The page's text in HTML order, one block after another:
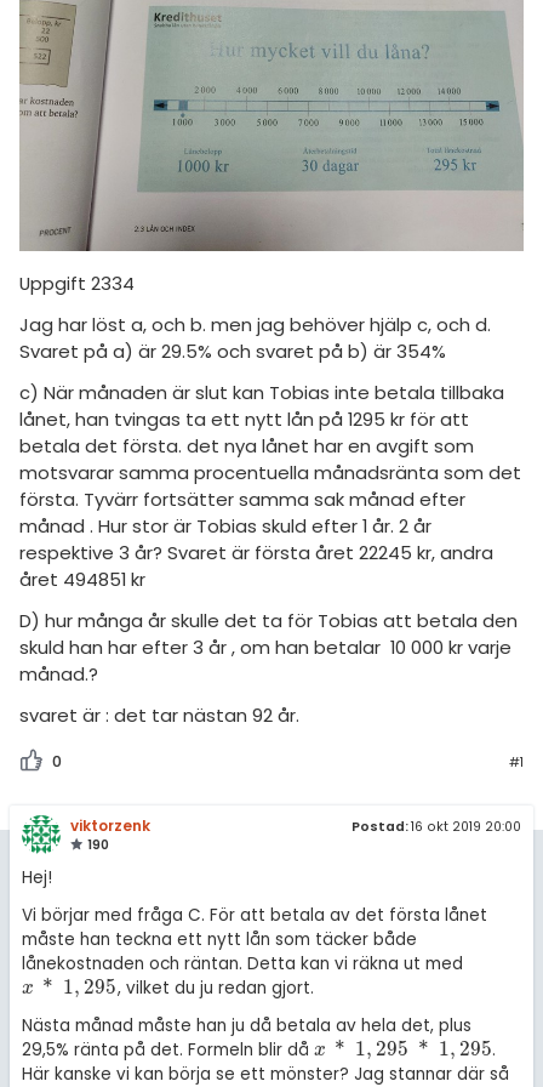
Uppgift 2334
Jag har löst a, och b. men jag behöver hjälp c, och d.
Svaret på a) är 29.5% och svaret på b) är 354%
c) När månaden är slut kan Tobias inte betala tillbaka
lånet, han tvingas ta ett nytt lån på 1295 kr för att
betala det första. det nya lånet har en avgift som
motsvarar samma procentuella månadsränta som det
första. Tyvärr fortsätter samma sak månad efter
månad . Hur stor är Tobias skuld efter 1 år. 2 år
respektive 3 år? Svaret är första året 22245 kr, andra
året 494851 kr
D) hur många år skulle det ta för Tobias att betala den
skuld han har efter 3 år , om han betalar 10 000 kr varje
månad.?
svaret är : det tar nästan 92 år.
0 #1
viktorzenk
190
Postad:16 okt 2019 20:00
Hej!
Vi börjar med fråga C. För att betala av det första lånet
måste han teckna ett nytt lån som täcker både
lånekostnaden och räntan. Detta kan vi räkna ut med
x * 1, 295
x 1 295
, vilket du ju redan gjort.
Nästa månad måste han ju då betala av hela det, plus
29,5% ränta på det. Formeln blir då x * 1, 295 * 1, 295
x 1 295 * 1,295
.
Här kanske vi kan börja se ett mönster? Jag stannar där så
Livehjälpen
Topplistor
Regler
För lärare
Allmänna villkor
Cookie-inställningar
högskolan
(mattedelen)
diskussioner
ämnen
diskussioner